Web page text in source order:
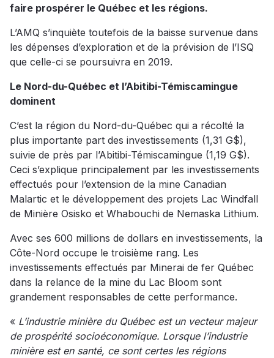
faire prospérer le Québec et les régions.
L’AMQ s’inquiète toutefois de la baisse survenue dans
les dépenses d’exploration et de la prévision de l’ISQ
que celle-ci se poursuivra en 2019.
Le Nord-du-Québec et l’Abitibi-Témiscamingue
dominent
C’est la région du Nord-du-Québec qui a récolté la
plus importante part des investissements (1,31 G$),
suivie de près par l’Abitibi-Témiscamingue (1,19 G$).
Ceci s’explique principalement par les investissements
effectués pour l’extension de la mine Canadian
Malartic et le développement des projets Lac Windfall
de Minière Osisko et Whabouchi de Nemaska Lithium.
Avec ses 600 millions de dollars en investissements, la
Côte-Nord occupe le troisième rang. Les
investissements effectués par Minerai de fer Québec
dans la relance de la mine du Lac Bloom sont
grandement responsables de cette performance.
« L’industrie minière du Québec est un vecteur majeur
de prospérité socioéconomique. Lorsque l’industrie
minière est en santé, ce sont certes les régions